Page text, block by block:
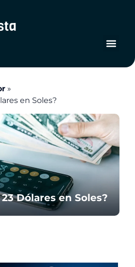
en Soles?
Dólares en Soles?